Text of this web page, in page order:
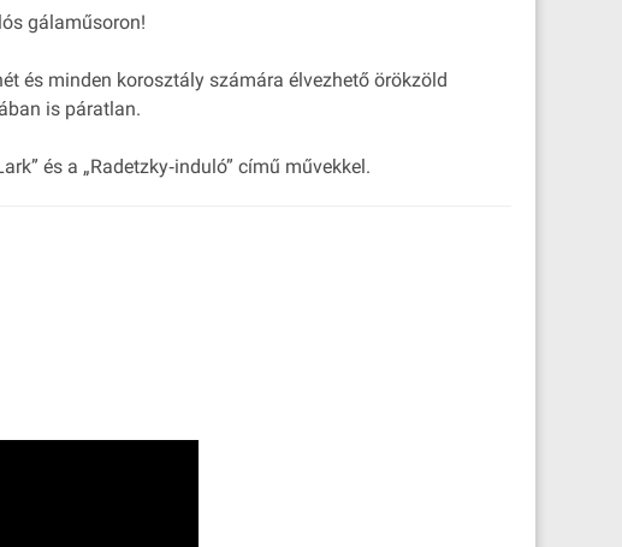
gálaműsoron!
és minden korosztály számára élvezhető örökzöld
is páratlan.
és a „Radetzky‐induló” című művekkel.